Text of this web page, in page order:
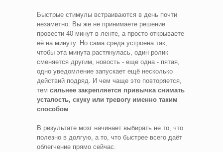
Быстрые стимулы встраиваются в день почти
незаметно. Вы же не принимаете решение
провести 40 минут в ленте, а просто открываете
её на минуту. Но сама среда устроена так,
чтобы эта минута растянулась, один ролик
сменяется другим, новость - еще одна - пятая,
одно уведомление запускает ещё несколько
действий подряд. И чем чаще это повторяется,
тем сильнее закрепляется привычка снимать
усталость, скуку или тревогу именно таким
способом
В результате мозг начинает выбирать не то, что
полезно в долгую, а то, что быстрее всего даёт
облегчение прямо сейчас.